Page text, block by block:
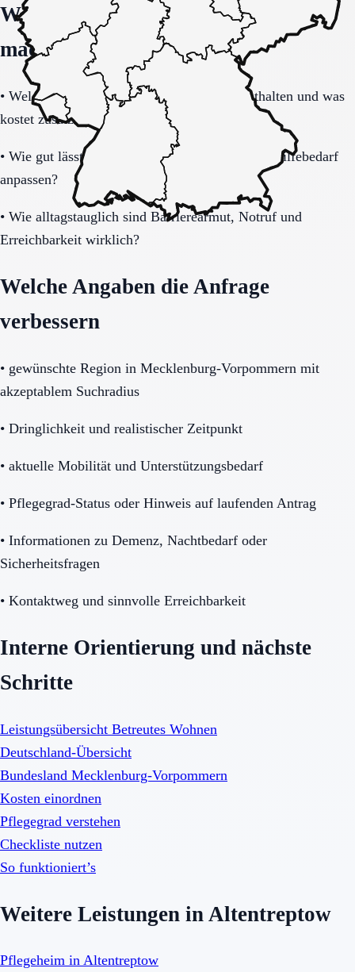
Welche Fragen den Unterschied
machen
• Welche Leistungen sind im Grundpaket enthalten und was
kostet zusätzlich?
• Wie gut lässt sich das Modell bei steigendem Hilfebedarf
anpassen?
• Wie alltagstauglich sind Barrierearmut, Notruf und
Erreichbarkeit wirklich?
Welche Angaben die Anfrage
verbessern
• gewünschte Region in Mecklenburg-Vorpommern mit
akzeptablem Suchradius
• Dringlichkeit und realistischer Zeitpunkt
• aktuelle Mobilität und Unterstützungsbedarf
• Pflegegrad-Status oder Hinweis auf laufenden Antrag
• Informationen zu Demenz, Nachtbedarf oder
Sicherheitsfragen
• Kontaktweg und sinnvolle Erreichbarkeit
Interne Orientierung und nächste
Schritte
Leistungsübersicht Betreutes Wohnen
Deutschland-Übersicht
Bundesland Mecklenburg-Vorpommern
Kosten einordnen
Pflegegrad verstehen
Checkliste nutzen
So funktioniert’s
Weitere Leistungen in Altentreptow
Pflegeheim in Altentreptow